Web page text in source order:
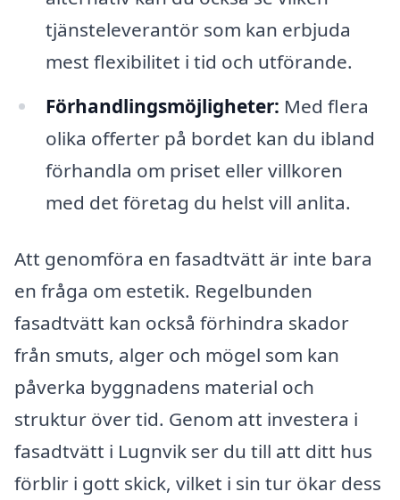
tjänsteleverantör som kan erbjuda
mest flexibilitet i tid och utförande.
Förhandlingsmöjligheter: Med flera
olika offerter på bordet kan du ibland
förhandla om priset eller villkoren
med det företag du helst vill anlita.
Att genomföra en fasadtvätt är inte bara
en fråga om estetik. Regelbunden
fasadtvätt kan också förhindra skador
från smuts, alger och mögel som kan
påverka byggnadens material och
struktur över tid. Genom att investera i
fasadtvätt i Lugnvik ser du till att ditt hus
förblir i gott skick, vilket i sin tur ökar dess